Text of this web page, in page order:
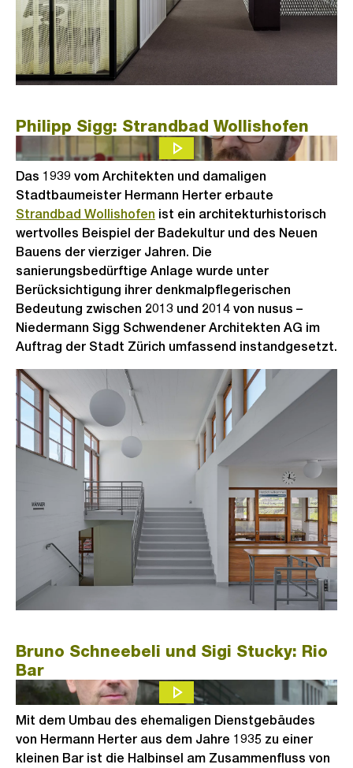
Philipp Sigg: Strandbad Wollishofen
Das 1939 vom Architekten und damaligen
Stadtbaumeister Hermann Herter erbaute
Strandbad Wollishofen ist ein architekturhistorisch
wertvolles Beispiel der Badekultur und des Neuen
Bauens der vierziger Jahren. Die
sanierungsbedürftige Anlage wurde unter
Berücksichtigung ihrer denkmalpflegerischen
Bedeutung zwischen 2013 und 2014 von nusus –
Niedermann Sigg Schwendener Architekten AG im
Auftrag der Stadt Zürich umfassend instandgesetzt.
Bruno Schneebeli und Sigi Stucky: Rio
Bar
Mit dem Umbau des ehemaligen Dienstgebäudes
von Hermann Herter aus dem Jahre 1935 zu einer
kleinen Bar ist die Halbinsel am Zusammenfluss von